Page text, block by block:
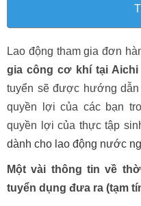
Lao động tham gia đơn
gia công cơ khí tại Aichi
tuyển sẽ được hướng
quyền lợi của các bạn
quyền lợi của thực tập
dành cho lao động nước
Một vài thông tin về
tuyển dụng đưa ra (tạm